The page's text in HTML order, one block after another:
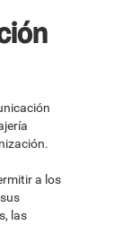
a los
las